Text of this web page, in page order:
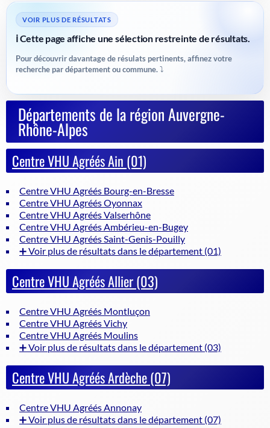
VOIR PLUS DE RÉSULTATS
ℹ️ Cette page affiche une sélection restreinte de résultats.
Pour découvrir davantage de résulats pertinents, affinez votre
recherche par département ou commune. ⤵️
Départements de la région Auvergne-
Rhône-Alpes
Centre VHU Agréés Ain (01)
Centre VHU Agréés Bourg-en-Bresse
Centre VHU Agréés Oyonnax
Centre VHU Agréés Valserhône
Centre VHU Agréés Ambérieu-en-Bugey
Centre VHU Agréés Saint-Genis-Pouilly
➕ Voir plus de résultats dans le département (01)
Centre VHU Agréés Allier (03)
Centre VHU Agréés Montluçon
Centre VHU Agréés Vichy
Centre VHU Agréés Moulins
➕ Voir plus de résultats dans le département (03)
Centre VHU Agréés Ardèche (07)
Centre VHU Agréés Annonay
➕ Voir plus de résultats dans le département (07)